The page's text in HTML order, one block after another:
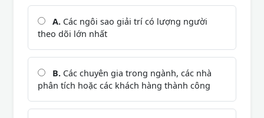
A. Các ngôi sao giải trí có lượng người
theo dõi lớn nhất
B. Các chuyên gia trong ngành, các nhà
phân tích hoặc các khách hàng thành công